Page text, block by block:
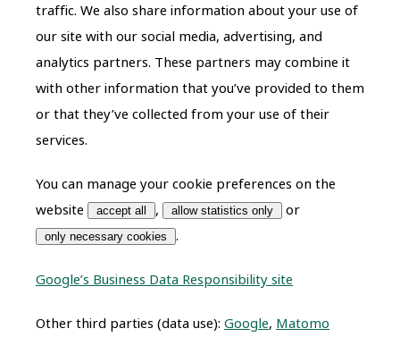
traffic. We also share information about your use of
our site with our social media, advertising, and
analytics partners. These partners may combine it
with other information that you’ve provided to them
or that they’ve collected from your use of their
services.
You can manage your cookie preferences on the
website
accept all , allow statistics only or
only necessary cookies .
Google’s Business Data Responsibility site
Other third parties (data use): Google, Matomo